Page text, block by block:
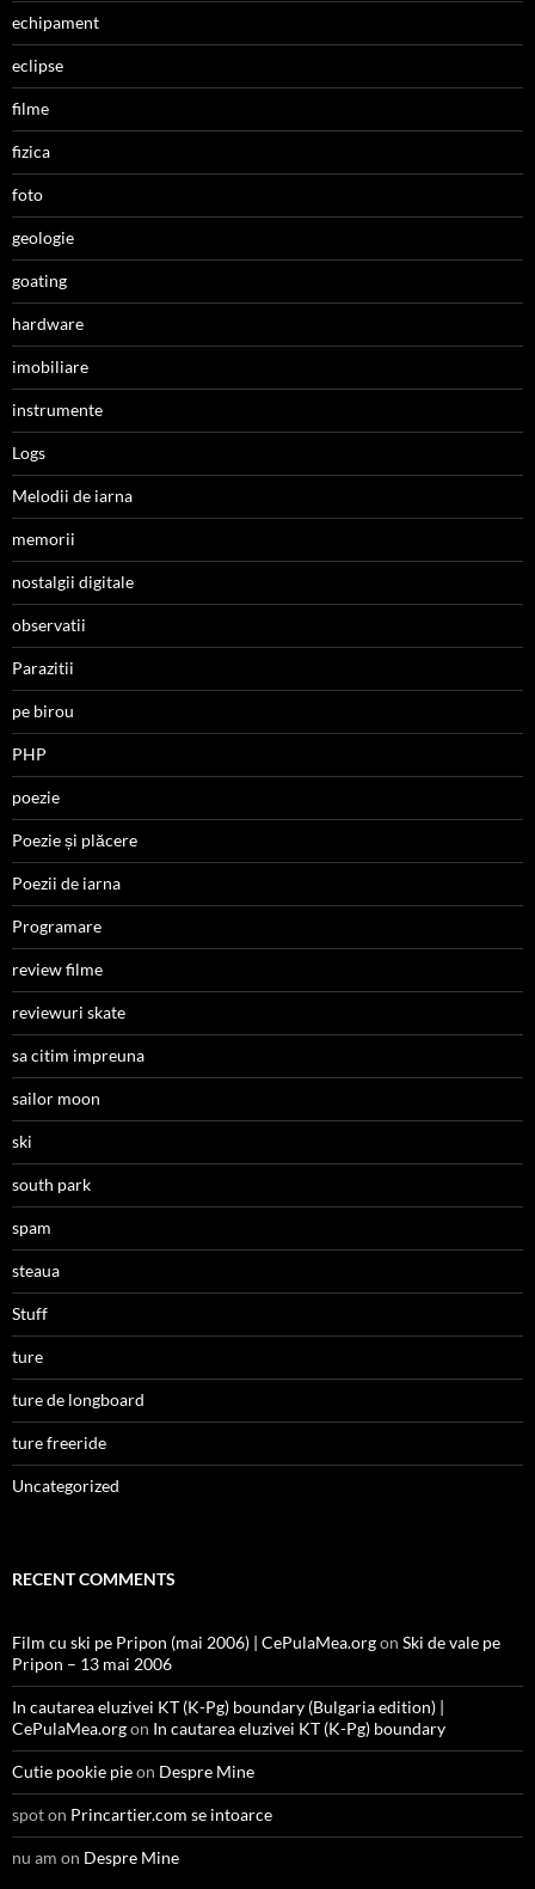
echipament
eclipse
filme
fizica
foto
geologie
goating
hardware
imobiliare
instrumente
Logs
Melodii de iarna
memorii
nostalgii digitale
observatii
Parazitii
pe birou
PHP
poezie
Poezie și plăcere
Poezii de iarna
Programare
review filme
reviewuri skate
sa citim impreuna
sailor moon
ski
south park
spam
steaua
Stuff
ture
ture de longboard
ture freeride
Uncategorized
RECENT COMMENTS
Film cu ski pe Pripon (mai 2006) | CePulaMea.orgon Ski de vale pe
Pripon – 13 mai 2006
In cautarea eluzivei KT (K-Pg) boundary (Bulgaria edition) |
CePulaMea.orgon In cautarea eluzivei KT (K-Pg) boundary
Cutie pookie pieon Despre Mine
spoton Princartier.com se intoarce
nu am on Despre Mine